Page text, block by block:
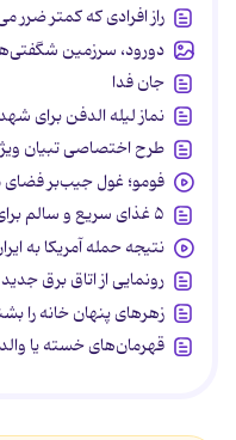
راز افرادی که کمتر ضرر
دورود، سرزمین
جان فدا
نماز لیله الدفن برای
طرح اختصاصی تبیان
فومو؛ غول جیب‌بر فضای
۵ غذای سریع و سالم برای طبیعت‌گردی
نتیجه حمله آمریکا به
رونمایی از اتاق برق
زهرهای پنهان خانه را
قهرمان‌های خسته یا